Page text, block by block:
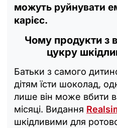
можуть руйнувати
карієс.
Чому продукти з
цукру
Батьки з самого
дітям їсти шоколад,
лише він може вбити
місяці. Видання
шкідливими для